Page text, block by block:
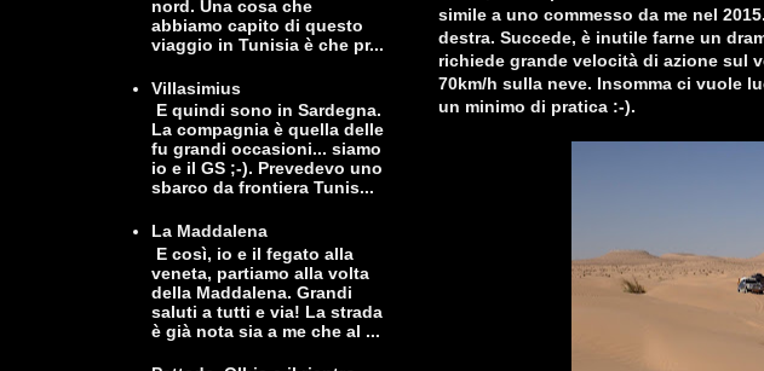
simile a uno commesso da me nel
destra. Succede, è inutile farne un
richiede grande velocità di azione sul
70km/h sulla neve. Insomma ci vuole
un minimo di pratica :-).
nord. Una cosa che
abbiamo capito di questo
viaggio in Tunisia è che pr...
Villasimius
E quindi sono in Sardegna.
La compagnia è quella delle
fu grandi occasioni... siamo
io e il GS ;-). Prevedevo uno
sbarco da frontiera Tunis...
La Maddalena
E così, io e il fegato alla
veneta, partiamo alla volta
della Maddalena. Grandi
saluti a tutti e via! La strada
è già nota sia a me che al ...